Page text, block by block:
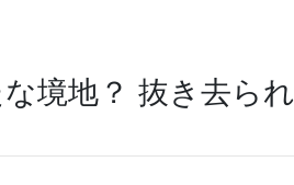
境地？ 抜き去られ